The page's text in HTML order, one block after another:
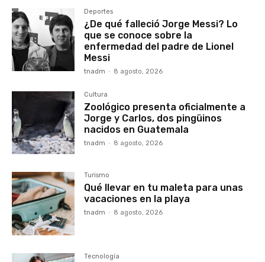
Deportes
¿De qué falleció Jorge Messi? Lo
que se conoce sobre la
enfermedad del padre de Lionel
Messi
tnadm - 8 agosto, 2026
Cultura
Zoológico presenta oficialmente a
Jorge y Carlos, dos pingüinos
nacidos en Guatemala
tnadm - 8 agosto, 2026
Turismo
Qué llevar en tu maleta para unas
vacaciones en la playa
tnadm - 8 agosto, 2026
Tecnología